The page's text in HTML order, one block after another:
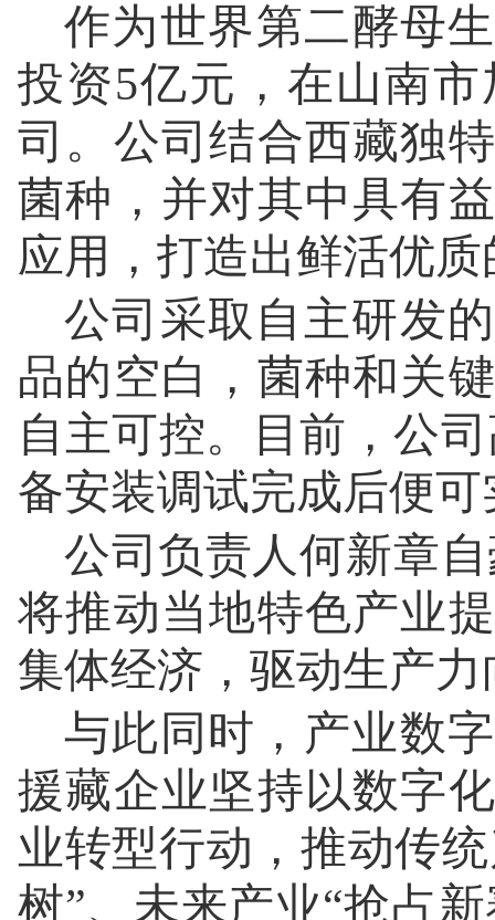
作为世界第二酵母
投资5亿元，在山南
司。公司结合西藏独
菌种，并对其中具有
应用，打造出鲜活优
公司采取自主研发
品的空白，菌种和关
自主可控。目前，公
备安装调试完成后便
公司负责人何新章
将推动当地特色产业
集体经济，驱动生产
与此同时，产业数
援藏企业坚持以数字
业转型行动，推动传
树”、未来产业“抢占